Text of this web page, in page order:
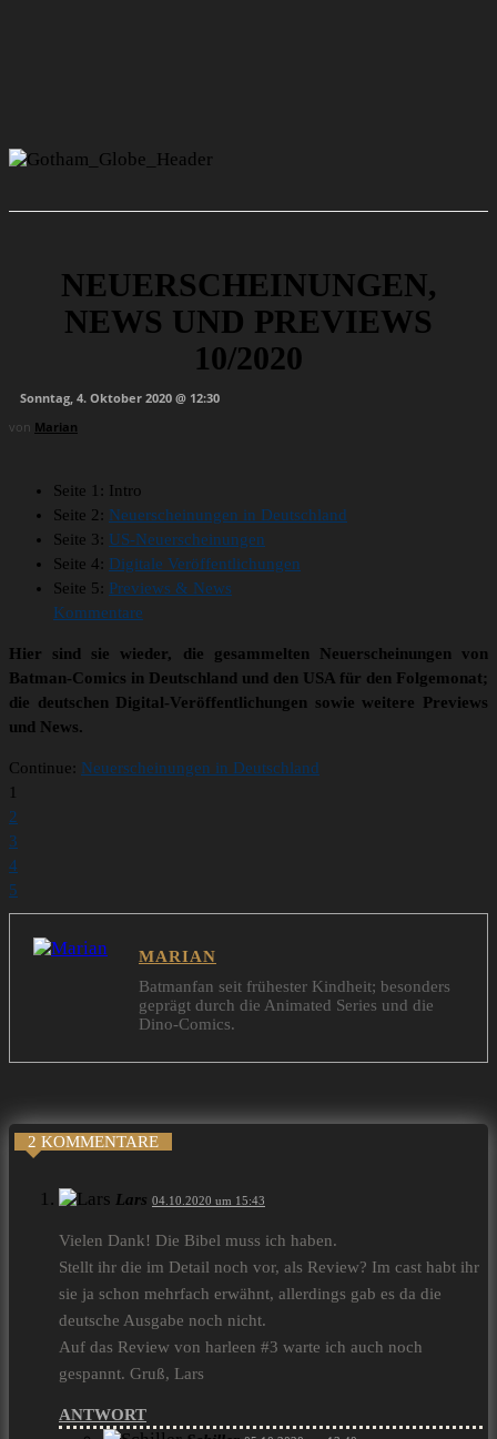
NEUERSCHEINUNGEN,
NEWS UND PREVIEWS
10/2020
Sonntag, 4. Oktober 2020 @ 12:30
von Marian
Seite 1: Intro
Seite 2: Neuerscheinungen in Deutschland
Seite 3: US-Neuerscheinungen
Seite 4: Digitale Veröffentlichungen
Seite 5: Previews & News
Kommentare
Hier sind sie wieder, die gesammelten Neuerscheinungen von
Batman-Comics in Deutschland und den USA für den Folgemonat;
die deutschen Digital-Veröffentlichungen sowie weitere Previews
und News.
Continue: Neuerscheinungen in Deutschland
1
2
3
4
5
MARIAN
Batmanfan seit frühester Kindheit; besonders
geprägt durch die Animated Series und die
Dino-Comics.
2 KOMMENTARE
Lars 04.10.2020 um 15:43
Vielen Dank! Die Bibel muss ich haben.
Stellt ihr die im Detail noch vor, als Review? Im cast habt ihr
sie ja schon mehrfach erwähnt, allerdings gab es da die
deutsche Ausgabe noch nicht.
Auf das Review von harleen #3 warte ich auch noch
gespannt. Gruß, Lars
ANTWORT